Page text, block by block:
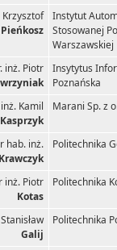
Krzysztof
Pieńkosz
Instytut
Stosowanej
Warszawskiej
inż. Piotr
Insytytus
Poznańska
Kamil
Kasprzyk
Marani Sp. z
hab. inż.
Krawczyk
Politechnika
inż. Piotr
Kotas
Politechnika
Galij
Politechnika